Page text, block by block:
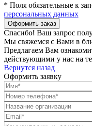
* Поля обязательные к
персональных данных
Спасибо! Ваш запрос
Мы свяжемся с Вами в
Предлагаем Вам
действующими у нас на
Вернутся назад
Оформить заявку